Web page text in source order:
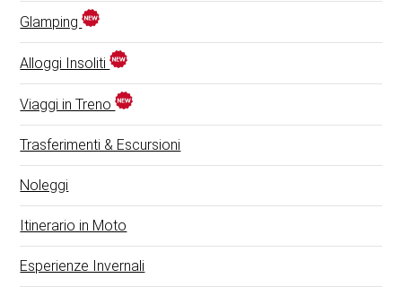
Glamping
Alloggi Insoliti
Viaggi in Treno
Trasferimenti & Escursioni
Noleggi
Itinerario in Moto
Esperienze Invernali